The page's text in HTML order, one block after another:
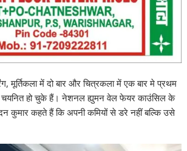
मूर्तिकला में दो बार और चित्रकला में एक बार मे प्रथम
चयनित हो चुके हैं। नेशनल ह्युमन वेल फेयर काउंसिल के
कुमार कहते हैं कि अपनी कमियों से डरे नहीं बल्कि उसे